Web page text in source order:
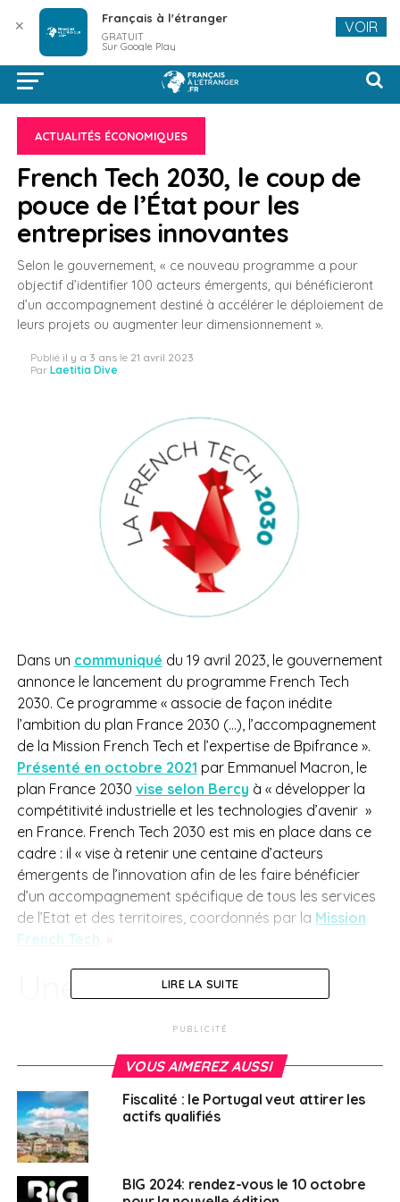
ACTUALITÉS ÉCONOMIQUES
French Tech 2030, le coup de
pouce de l’État pour les
entreprises innovantes
Selon le gouvernement, « ce nouveau programme a pour
objectif d’identifier 100 acteurs émergents, qui bénéficieront
d’un accompagnement destiné à accélérer le déploiement de
leurs projets ou augmenter leur dimensionnement ».
Publié il y a 3 ans le 21 avril 2023
Par Laetitia Dive
Dans un communiqué du 19 avril 2023, le gouvernement
annonce le lancement du programme French Tech
2030. Ce programme « associe de façon inédite
l’ambition du plan France 2030 (…), l’accompagnement
de la Mission French Tech et l’expertise de Bpifrance ».
Présenté en octobre 2021 par Emmanuel Macron, le
plan France 2030 vise selon Bercy à « développer la
compétitivité industrielle et les technologies d’avenir »
en France. French Tech 2030 est mis en place dans ce
cadre : il « vise à retenir une centaine d’acteurs
émergents de l’innovation afin de les faire bénéficier
d’un accompagnement spécifique de tous les services
de l’Etat et des territoires, coordonnés par la Mission
French Tech
Une « sélection
rigoureuse »
Les entreprises tricolores souhaitant bénéficier de ce
programme doivent
mai 2023. Le gouvernement parle d’une « sélection
rigoureuse ». Ces acteurs émergents devront « pouvoir
démontrer d’un certain niveau de maturité
technologique et économique afin de prouver la
pertinence d’un accompagnement étatique ». Il sera
LIRE LA SUITE
PUBLICITÉ
VOUS AIMEREZ AUSSI
Fiscalité : le Portugal veut attirer les
actifs qualifiés
BIG 2024: rendez-vous le 10 octobre
✕ Français à l'étranger
GRATUIT
Sur Google Play
VOIR